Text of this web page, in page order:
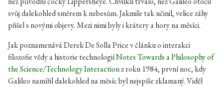
svůj dalekohled směrem k nebesům. Jakmile tak učinil, velice záhy
přišel s novými objevy. Mezi nimi byly i krátery a hory na měsíci.
Jak poznamenává Derek De Solla Price v článku o interakci
filozofie vědy a historie technologiíNotes Towards a Philosophy of
the Science/Technology Interactionz roku 1984, první noc, kdy
Galileo namířil dalekohled na měsíc byl nejspíše zklamaný. Viděl